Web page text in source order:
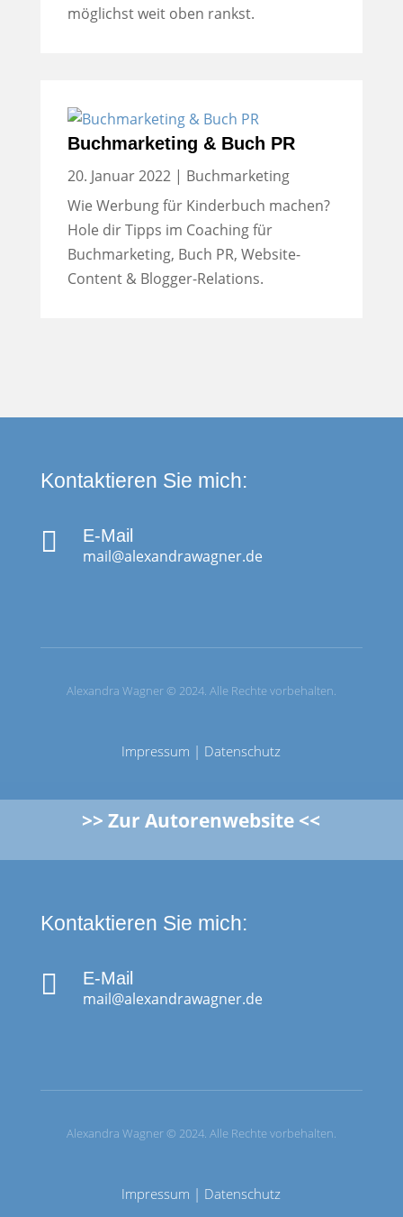
möglichst weit oben rankst.
Buchmarketing & Buch PR
20. Januar 2022| Buchmarketing
Wie Werbung für Kinderbuch machen?
Hole dir Tipps im Coaching für
Buchmarketing, Buch PR, Website-
Content & Blogger-Relations.
Kontaktieren Sie mich:

E-Mail
mail@alexandrawagner.de
Alexandra Wagner © 2024. Alle Rechte vorbehalten.
Impressum | Datenschutz
>> Zur Autorenwebsite <<
Kontaktieren Sie mich:

E-Mail
mail@alexandrawagner.de
Alexandra Wagner © 2024. Alle Rechte vorbehalten.
Impressum | Datenschutz